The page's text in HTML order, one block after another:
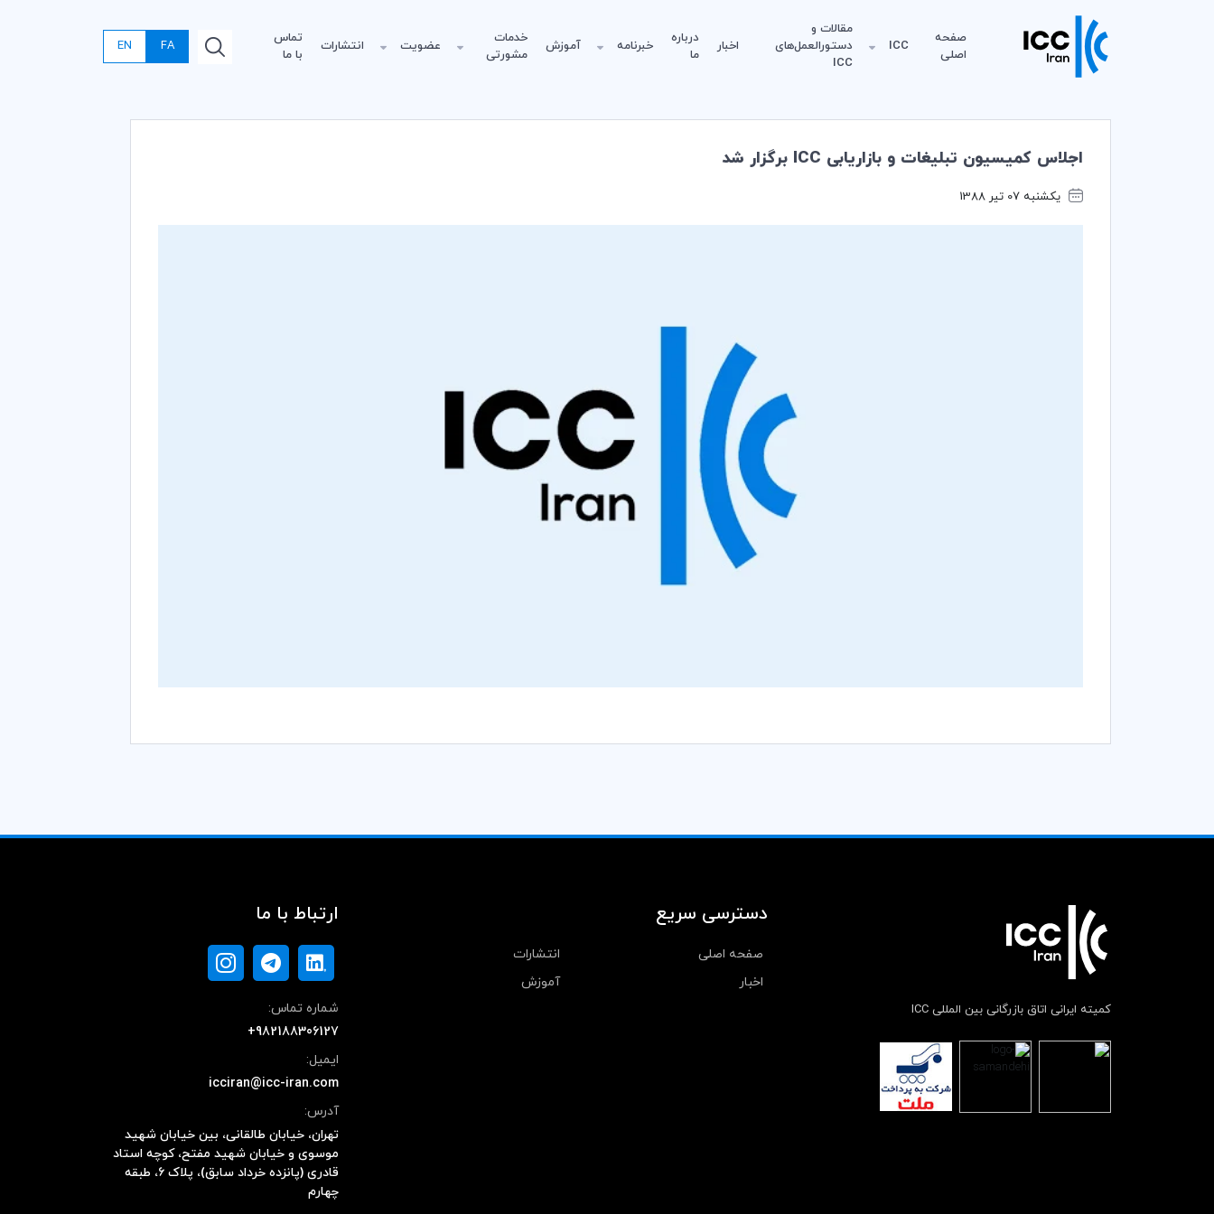
صفحه
اصلی
ICC
مقالات و
دستورالعمل‌های
ICC
اخبار
درباره
ما
خبرنامه آموزش
خدمات
مشورتی
عضویت انتشارات
تماس
با ما
FA
EN
اجلاس کمیسیون تبلیغات و بازاریابی ICC برگزار شد
یکشنبه 07 تیر 1388
کمیته ایرانی اتاق بازرگانی بین المللی ICC
دسترسی سریع
صفحه اصلی
انتشارات
اخبار
آموزش
ارتباط با ما
شماره تماس:
+982188306127
ایمیل:
icciran@icc-iran.com
آدرس:
تهران، خیابان طالقانی، بین خیابان شهید
موسوی و خیابان شهید مفتح، کوچه استاد
قادری (پانزده خرداد سابق)، پلاک ۶، طبقه
چهارم